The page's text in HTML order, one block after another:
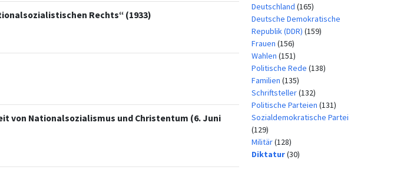
Rechts“ (1933)
von Nationalsozialismus und Christentum (6. Juni
Deutschland (165)
Deutsche Demokratische
Republik (DDR) (159)
Frauen (156)
Wahlen (151)
Politische Rede (138)
Familien (135)
Schriftsteller(132)
Politische Parteien (131)
Sozialdemokratische Partei
(129)
Militär(128)
Diktatur(30)